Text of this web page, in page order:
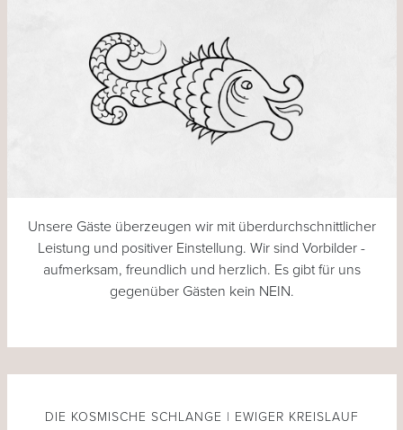
Unsere Gäste überzeugen wir mit überdurchschnittlicher
Leistung und positiver Einstellung. Wir sind Vorbilder -
aufmerksam, freundlich und herzlich. Es gibt für uns
gegenüber Gästen kein NEIN.
DIE KOSMISCHE SCHLANGE | EWIGER KREISLAUF